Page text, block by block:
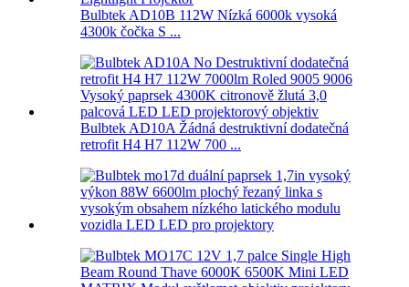
Bulbtek AD10B 112W Nízká 6000k vysoká
4300k čočka S ...
Bulbtek AD10A Žádná destruktivní dodatečná
retrofit H4 H7 112W 700 ...